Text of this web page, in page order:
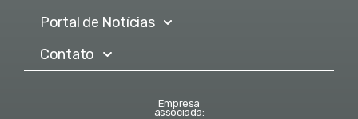
Portal de Notícias
Contato
Empresa
associada: